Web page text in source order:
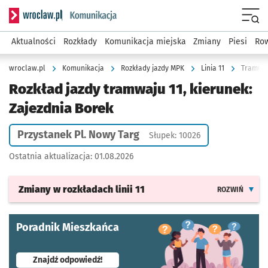
Serwis informacyjny wroclaw.pl podserwis: Komunikacja
Aktualności Rozkłady Komunikacja miejska Zmiany Piesi
wroclaw.pl Komunikacja Rozkłady jazdy MPK Linia 11
Rozkład jazdy tramwaju 11, kierunek:
Zajezdnia Borek
Przystanek Pl. Nowy Targ Słupek: 10026
Ostatnia aktualizacja: 01.08.2026
Zmiany w rozkładach linii 11 ROZWIŃ
Poradnik Mieszkańca
Znajdź odpowiedź!- otworzy się w nowej karcie